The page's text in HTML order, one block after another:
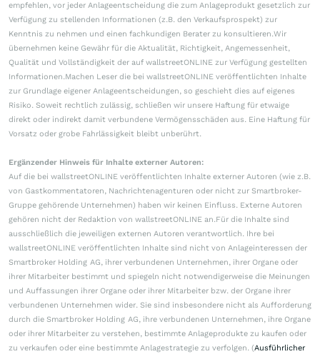
empfehlen, vor jeder Anlageentscheidung die zum Anlageprodukt gesetzlich zur
Verfügung zu stellenden Informationen (z.B. den Verkaufsprospekt) zur
Kenntnis zu nehmen und einen fachkundigen Berater zu konsultieren.Wir
übernehmen keine Gewähr für die Aktualität, Richtigkeit, Angemessenheit,
Qualität und Vollständigkeit der auf wallstreetONLINE zur Verfügung gestellten
Informationen.Machen Leser die bei wallstreetONLINE veröffentlichten Inhalte
zur Grundlage eigener Anlageentscheidungen, so geschieht dies auf eigenes
Risiko. Soweit rechtlich zulässig, schließen wir unsere Haftung für etwaige
direkt oder indirekt damit verbundene Vermögensschäden aus. Eine Haftung für
Vorsatz oder grobe Fahrlässigkeit bleibt unberührt.
Ergänzender Hinweis für Inhalte externer Autoren:
Auf die bei wallstreetONLINE veröffentlichten Inhalte externer Autoren (wie z.B.
von Gastkommentatoren, Nachrichtenagenturen oder nicht zur Smartbroker-
Gruppe gehörende Unternehmen) haben wir keinen Einfluss. Externe Autoren
gehören nicht der Redaktion von wallstreetONLINE an.Für die Inhalte sind
ausschließlich die jeweiligen externen Autoren verantwortlich. Ihre bei
wallstreetONLINE veröffentlichten Inhalte sind nicht von Anlageinteressen der
Smartbroker Holding AG, ihrer verbundenen Unternehmen, ihrer Organe oder
ihrer Mitarbeiter bestimmt und spiegeln nicht notwendigerweise die Meinungen
und Auffassungen ihrer Organe oder ihrer Mitarbeiter bzw. der Organe ihrer
verbundenen Unternehmen wider. Sie sind insbesondere nicht als Aufforderung
durch die Smartbroker Holding AG, ihre verbundenen Unternehmen, ihre Organe
oder ihrer Mitarbeiter zu verstehen, bestimmte Anlageprodukte zu kaufen oder
zu verkaufen oder eine bestimmte Anlagestrategie zu verfolgen. (Ausführlicher